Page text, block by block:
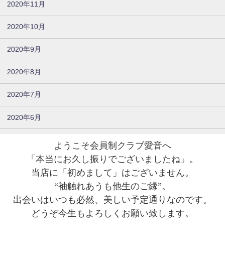
2020年11月
2020年10月
2020年9月
2020年8月
2020年7月
2020年6月
ようこそ会員制クラブ愛音へ
「本当にお久し振りでございましたね」。
当店に「初めまして」はございません。
“袖触れあうも他生のご縁”。
出会いはいつも必然、美しい予定通りなのです。
どうぞ今生もよろしくお願い致します。